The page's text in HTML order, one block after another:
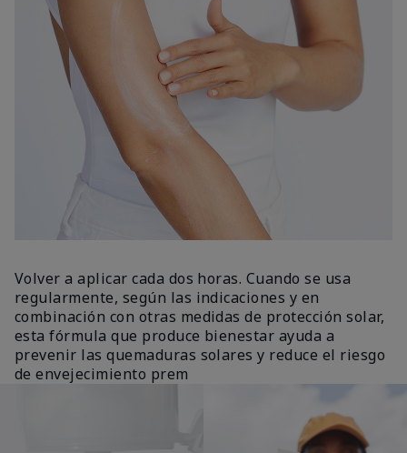
Volver a aplicar cada dos horas. Cuando se usa
regularmente, según las indicaciones y en
combinación con otras medidas de protección solar,
esta fórmula que produce bienestar ayuda a
prevenir las quemaduras solares y reduce el riesgo
de envejecimiento prem